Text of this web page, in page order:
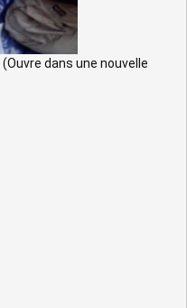
(Ouvre dans une nouvelle